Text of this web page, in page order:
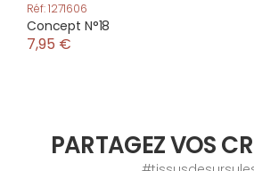
Réf: 1271606
Concept N°18
7,95 €
PARTAGEZ VOS